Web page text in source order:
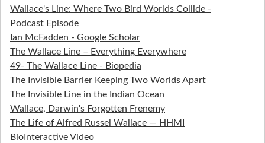
Wallace's Line: Where Two Bird Worlds Collide -
Podcast Episode
Ian McFadden - Google Scholar
The Wallace Line – Everything Everywhere
49- The Wallace Line - Biopedia
The Invisible Barrier Keeping Two Worlds Apart
The Invisible Line in the Indian Ocean
Wallace, Darwin's Forgotten Frenemy
The Life of Alfred Russel Wallace — HHMI
BioInteractive Video